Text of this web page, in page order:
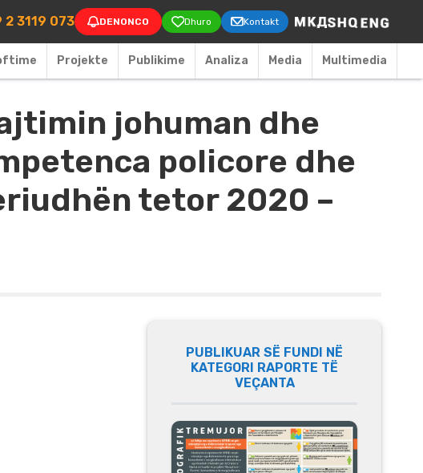
2 3119 073 DENONCO Dhuro Kontakt
Projekte Publikime Аnaliza Media Multimedia
johuman dhe
policore dhe
tetor 2020 –
PUBLIKUAR SË FUNDI NË
KATEGORI RAPORTE TË
VEÇANTA